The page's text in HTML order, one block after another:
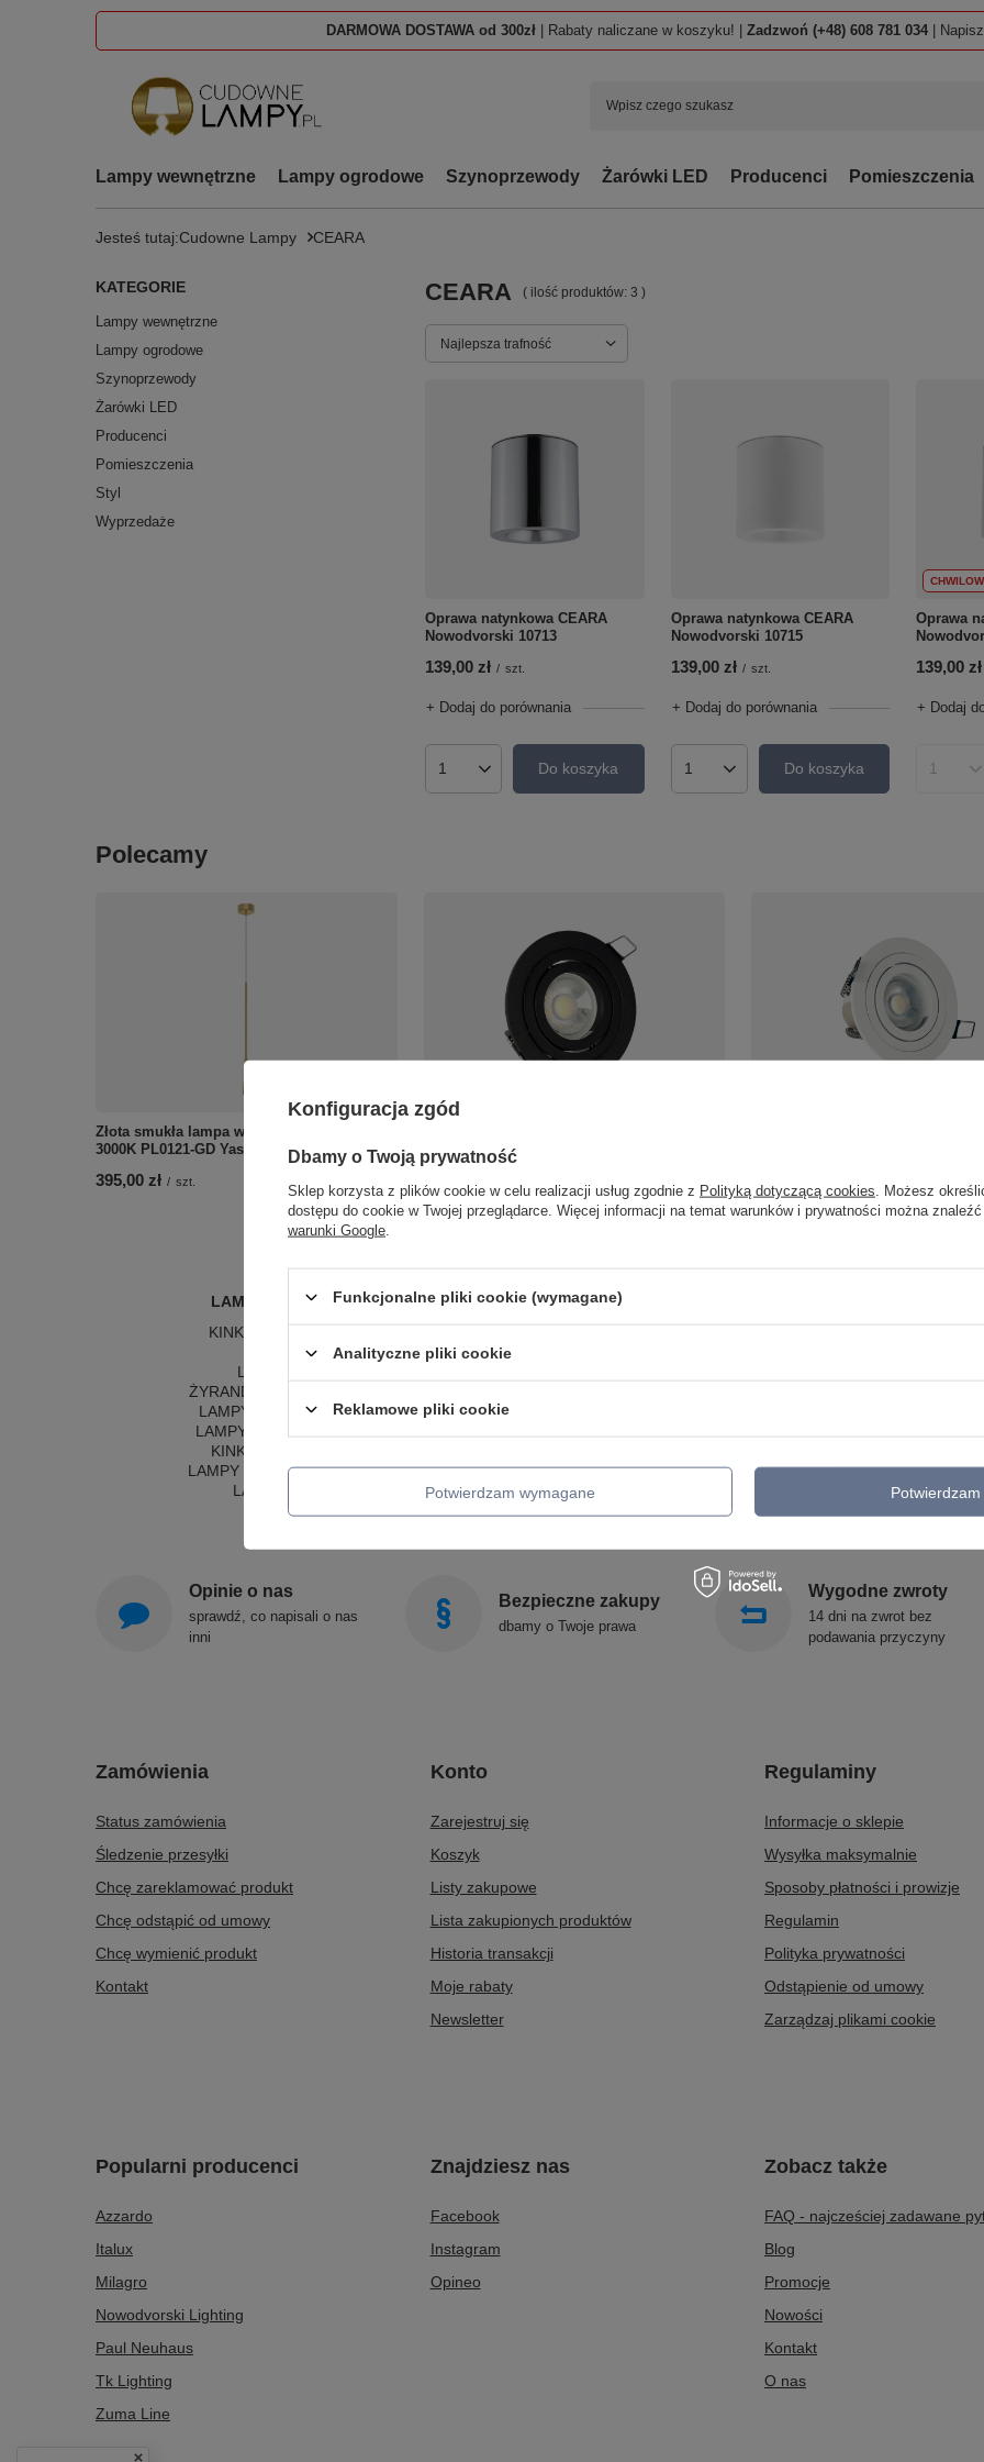
DARMOWA DOSTAWA od 300zł | Rabaty naliczane w koszyku! | Zadzwoń (+48) 608 781 034 |
Lampy wewnętrzne Lampy ogrodowe Szynoprzewody Żarówki LED Producenci Pomieszczenia
Jesteś tutaj:Cudowne Lampy CEARA
KATEGORIE
Lampy wewnętrzne
Lampy ogrodowe
Szynoprzewody
Żarówki LED
Producenci
Pomieszczenia
Styl
Wyprzedaże
CEARA ( ilość produktów: 3 )
Zmień sortowanie
Najlepsza trafność
Oprawa natynkowa CEARA
Nowodvorski 10713
139,00 zł / szt.
+ Dodaj do porównania
Ilość produktówDo koszyka
Oprawa natynkowa CEARA
Nowodvorski 10715
139,00 zł / szt.
+ Dodaj do porównania
Ilość produktówDo koszyka
Oprawa
139,00 zł
+ Dodaj
Ilość
Polecamy
Złota smukła lampa wisząca Elysia LED
3000K PL0121-GD Yaskr
395,00 zł / szt.
1xGU10 RL0103-BK Yaskr
LAMPY WEWNĘTRZNE
KINKIETY NAD LUSTRO
ŻYRANDOLE
LAMPKI NOCNE
ŻYRANDOLE KRYSZTAŁOWE
LAMPY WISZĄCE CZARNE
LAMPY WISZĄCE - OKRĘGI
KINKIETY DO SYPIALNI
LAMPY SUFITOWE OKRĄGŁE
LAMPY WISZĄCE
LAMPY ZEWNĘTRZNE
LAMPY OGRODOWE - WISZĄCE
KINKIETY OGRODOWE
OŚWIETLENIE SCHODÓW
ALDEX
SOLLUX
Opinie o nas
sprawdź, co napisali o nas
inni
Bezpieczne zakupy
dbamy o Twoje prawa
Wygodne zwroty
14 dni na zwrot bez
podawania przyczyny
Zamówienia
Status zamówienia
Śledzenie przesyłki
Chcę zareklamować produkt
Chcę odstąpić od umowy
Chcę wymienić produkt
Kontakt
Konto
Zarejestruj się
Koszyk
Listy zakupowe
Lista zakupionych produktów
Historia transakcji
Moje rabaty
Newsletter
Regulaminy
Informacje o sklepie
Wysyłka maksymalnie
Sposoby płatności i prowizje
Regulamin
Polityka prywatności
Odstąpienie od umowy
Zarządzaj plikami cookie
Popularni producenci
Azzardo
Italux
Milagro
Nowodvorski Lighting
Paul Neuhaus
Tk Lighting
Zuma Line
Znajdziesz nas
Facebook
Instagram
Opineo
Zobacz także
FAQ - najcześciej zadawane
Blog
Promocje
Nowości
Kontakt
O nas
Konfiguracja zgód
Dbamy o Twoją prywatność
Sklep korzysta z plików cookie w celu realizacji usług zgodnie z Polityką dotyczącą cookies . Możesz
dostępu do cookie w Twojej przeglądarce. Więcej informacji na temat warunków i prywatności można
warunki Google
Funkcjonalne pliki cookie (wymagane)
Analityczne pliki cookie
Reklamowe pliki cookie
Potwierdzam wymagane